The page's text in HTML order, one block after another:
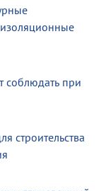
соблюдать при
строительства